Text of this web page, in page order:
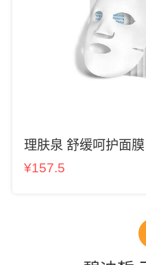
理肤泉 舒缓呵护面膜
¥157.5